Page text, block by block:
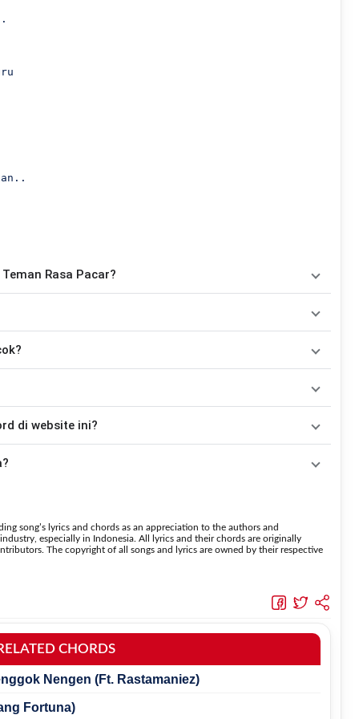
Rasa Pacar?
oleh pemula maupun gitaris yang ingin belajar
dimainkan tanpa mengubah alur lagu.
fiturTranspose
di website ini?
song’s lyrics and chords as an appreciation to the authors and
especially in Indonesia. All lyrics and their chords are originally
The copyright of all songs and lyrics are owned by their respective
CHORDS
Nengen (Ft. Rastamaniez)
Fortuna)